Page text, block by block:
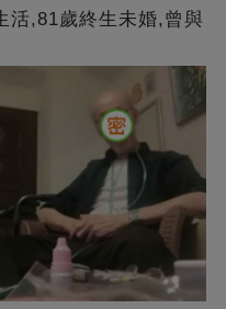
活,81歲終生未婚,曾與